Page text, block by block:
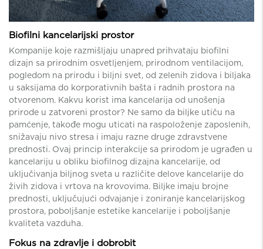
Biofilni kancelarijski prostor
Kompanije koje razmišljaju unapred prihvataju biofilni
dizajn sa prirodnim osvetljenjem, prirodnom ventilacijom,
pogledom na prirodu i biljni svet, od zelenih zidova i biljaka
u saksijama do korporativnih bašta i radnih prostora na
otvorenom. Kakvu korist ima kancelarija od unošenja
prirode u zatvoreni prostor? Ne samo da biljke utiču na
pamćenje, takođe mogu uticati na raspoloženje zaposlenih,
snižavaju nivo stresa i imaju razne druge zdravstvene
prednosti. Ovaj princip interakcije sa prirodom je ugrađen u
kancelariju u obliku biofilnog dizajna kancelarije, od
uključivanja biljnog sveta u različite delove kancelarije do
živih zidova i vrtova na krovovima. Biljke imaju brojne
prednosti, uključujući odvajanje i zoniranje kancelarijskog
prostora, poboljšanje estetike kancelarije i poboljšanje
kvaliteta vazduha.
Fokus na zdravlje i dobrobit